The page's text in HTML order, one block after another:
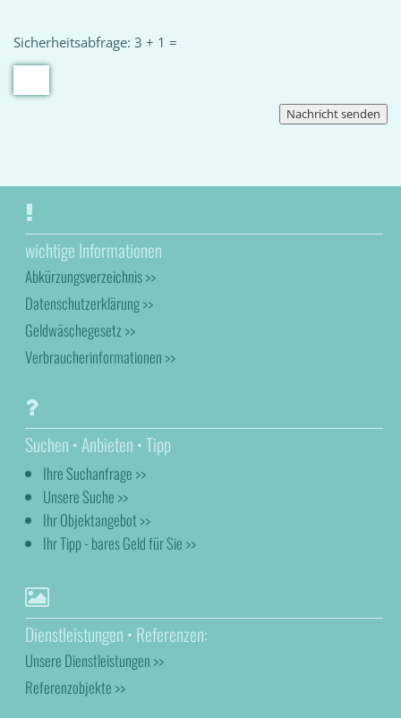
Sicherheitsabfrage: 3 + 1 =
wichtige Informationen
Abkürzungsverzeichnis >>
Datenschutzerklärung >>
Geldwäschegesetz >>
Verbraucherinformationen >>
Suchen • Anbieten • Tipp
Ihre Suchanfrage >>
Unsere Suche >>
Ihr Objektangebot >>
Ihr Tipp - bares Geld für Sie >>
Dienstleistungen • Referenzen:
Unsere Dienstleistungen >>
Referenzobjekte >>